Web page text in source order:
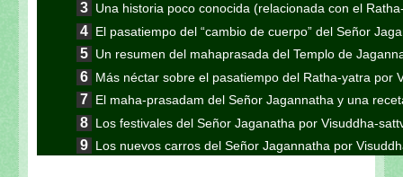
Una historia poco conocida (relacionada con el
El pasatiempo del “cambio de cuerpo” del Señor
Un resumen del mahaprasada del Templo de
Más néctar sobre el pasatiempo del Ratha-yatra por
El maha-prasadam del Señor Jagannatha y una
Los festivales del Señor Jaganatha por Visuddha-
Los nuevos carros del Señor Jagannatha por
Continuación de la nota anterior: Jaganatha Puri